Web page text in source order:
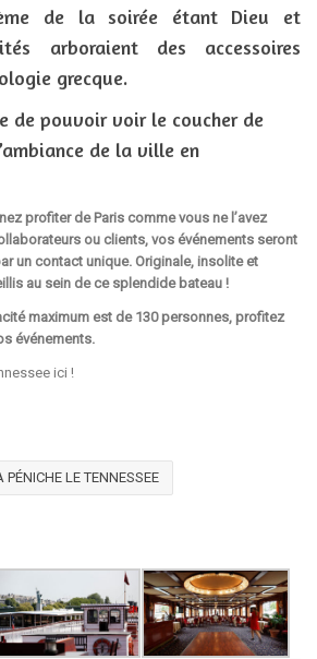
de la soirée étant Dieu et
arboraient des accessoires
grecque.
de pouvoir voir le coucher de
de la ville en
profiter de Paris comme vous ne l’avez
ou clients, vos événements seront
un contact unique. Originale, insolite et
au sein de ce splendide bateau !
maximum est de 130 personnes, profitez
événements.
ici !
PÉNICHE LE TENNESSEE